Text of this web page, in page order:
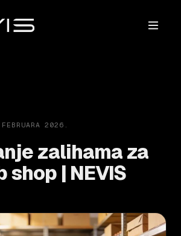
2026.
zalihama za
shop | NEVIS